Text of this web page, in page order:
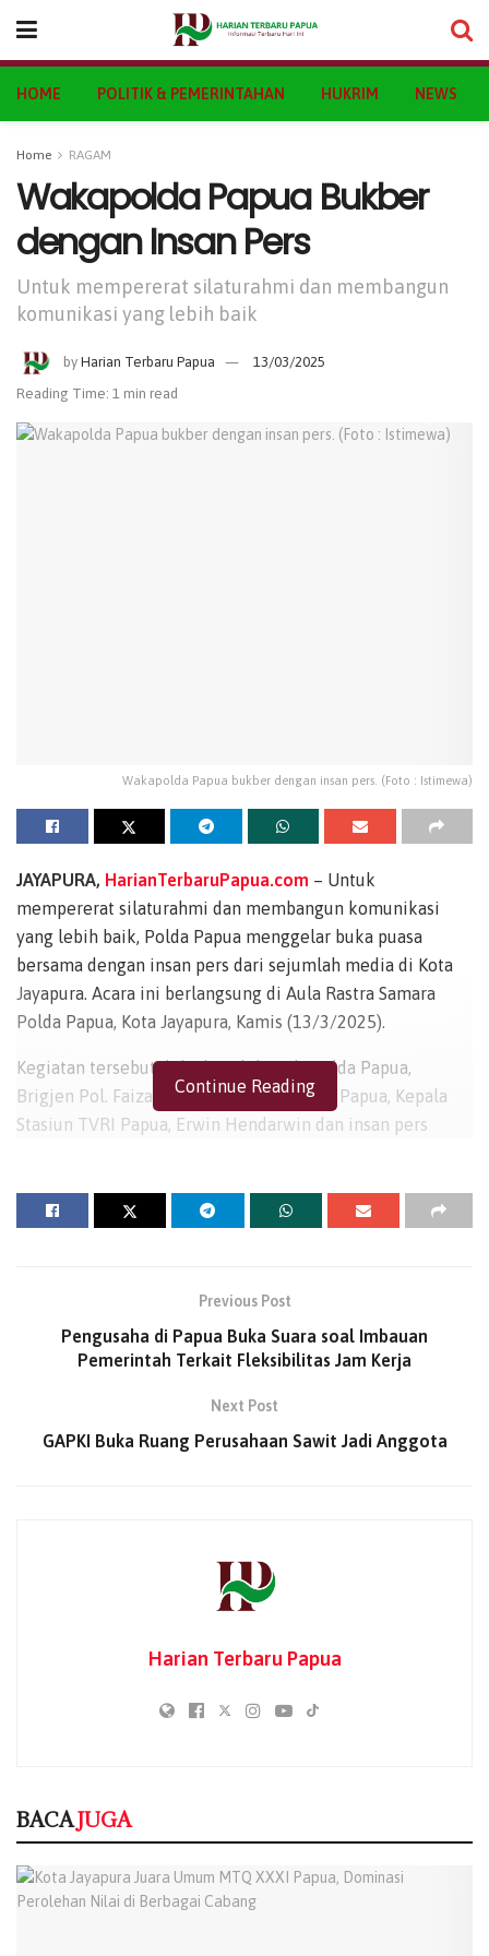
HOME POLITIK & PEMERINTAHAN HUKRIM NEWS
Home RAGAM
Wakapolda Papua Bukber
dengan Insan Pers
Untuk mempererat silaturahmi dan membangun
komunikasi yang lebih baik
by Harian Terbaru Papua
13/03/2025
Reading Time: 1 min read
Wakapolda Papua bukber dengan insan pers. (Foto : Istimewa)
JAYAPURA, HarianTerbaruPapua.com – Untuk
mempererat silaturahmi dan membangun komunikasi
yang lebih baik, Polda Papua menggelar buka puasa
bersama dengan insan pers dari sejumlah media di Kota
Jayapura. Acara ini berlangsung di Aula Rastra Samara
Polda Papua, Kota Jayapura, Kamis (13/3/2025).
Kegiatan tersebut di hadiri oleh Wakapolda Papua,
Brigjen Pol. Faizal Ramadhani, PJU Polda Papua, Kepala
Stasiun TVRI Papua, Erwin Hendarwin dan insan pers
Sebelumnya, Polda Papua juga membagikan takjil kepada
masyarakat Kota Jayapura yang dilakukan di depan Mako
Wakapolda mengatakan kegiatan buka bersama ini
menjadi ajang silaturahmi bagi Polda Papua dengan
rekan-rekan Wartawan yang mana wartawan sering
BACA JUGA
Cabang Syarhil Al-Qur’an MTQ XXXI Papua
dengan Tantangan Zaman
MTQ XXXI Papua Dorong Budaya Menghafal
Ketua Dewan Hakim Khattil Al-Qur’an MTQ
XXXI Papua: Utamakan Ketepatan Kaidah
dan Makna Ayat
16/07/2026
Continue Reading
Previous Post
Pengusaha di Papua Buka Suara soal Imbauan
Pemerintah Terkait Fleksibilitas Jam Kerja
Next Post
GAPKI Buka Ruang Perusahaan Sawit Jadi Anggota
Harian Terbaru Papua
BACAJUGA